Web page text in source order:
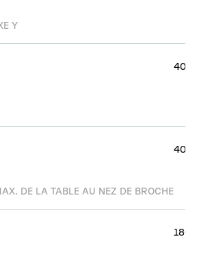
Y
DE LA TABLE AU NEZ DE BROCHE
400
400
180 -